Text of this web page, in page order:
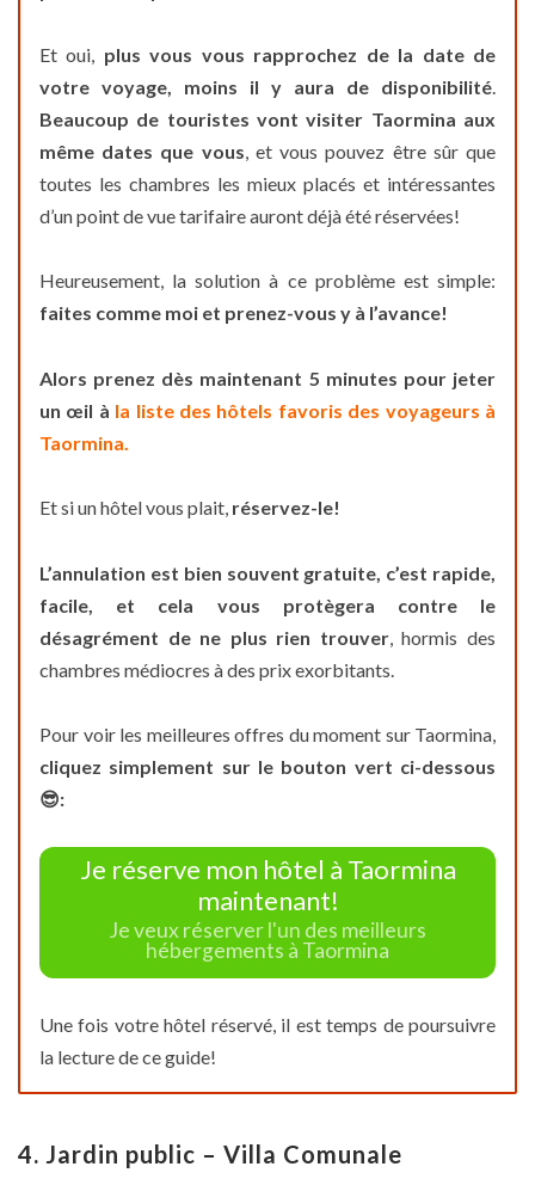
Et oui, plus vous vous rapprochez de la date de
votre voyage, moins il y aura de disponibilité.
Beaucoup de touristes vont visiter Taormina aux
même dates que vous, et vous pouvez être sûr que
toutes les chambres les mieux placés et intéressantes
d’un point de vue tarifaire auront déjà été réservées!
Heureusement, la solution à ce problème est simple:
faites comme moi et prenez-vous y à l’avance!
Alors prenez dès maintenant 5 minutes pour jeter
un œil à la liste des hôtels favoris des voyageurs à
Taormina.
Et si un hôtel vous plait, réservez-le!
L’annulation est bien souvent gratuite, c’est rapide,
facile, et cela vous protègera contre le
désagrément de ne plus rien trouver, hormis des
chambres médiocres à des prix exorbitants.
Pour voir les meilleures offres du moment sur Taormina,
cliquez simplement sur le bouton vert ci-dessous
😎:
Je réserve mon hôtel à Taormina
maintenant!
Je veux réserver l'un des meilleurs
hébergements à Taormina
Une fois votre hôtel réservé, il est temps de poursuivre
la lecture de ce guide!
4. Jardin public – Villa Comunale